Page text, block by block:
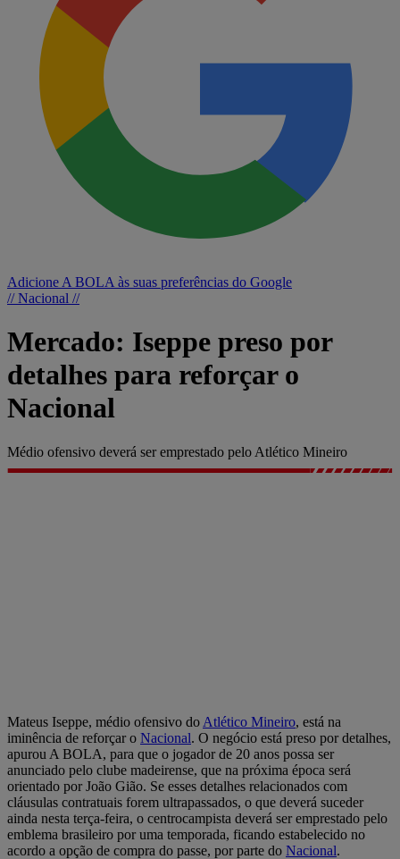
Adicione A BOLA às suas preferências do Google
// Nacional //
Mercado: Iseppe preso por
detalhes para reforçar o
Nacional
Médio ofensivo deverá ser emprestado pelo Atlético Mineiro
Mateus Iseppe, médio ofensivo do Atlético Mineiro, está na
iminência de reforçar o Nacional. O negócio está preso por detalhes,
apurou A BOLA, para que o jogador de 20 anos possa ser
anunciado pelo clube madeirense, que na próxima época será
orientado por João Gião. Se esses detalhes relacionados com
cláusulas contratuais forem ultrapassados, o que deverá suceder
ainda nesta terça-feira, o centrocampista deverá ser emprestado pelo
emblema brasileiro por uma temporada, ficando estabelecido no
acordo a opção de compra do passe, por parte do Nacional.